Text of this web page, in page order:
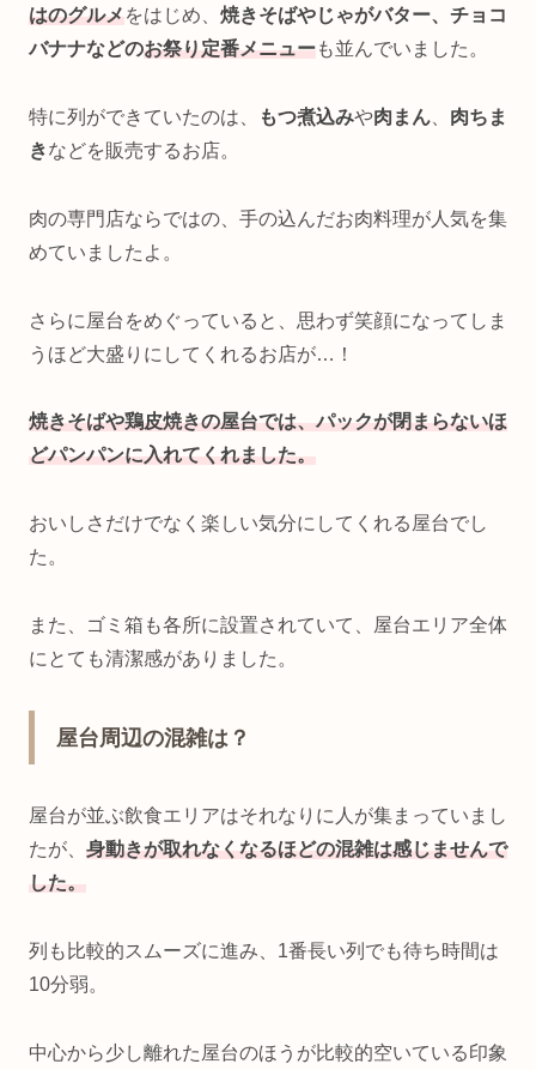
はのグルメをはじめ、 焼きそばやじゃがバター、チョコ
バナナなどのお祭り定番メニューも並んでいました。
特に列ができていたのは、 もつ煮込みや肉まん
肉ちま
きなどを販売するお店。
肉の専門店ならではの、手の込んだお肉料理が人気を集
めていましたよ。
さらに屋台をめぐっていると、思わず笑顔になってしま
うほど大盛りにしてくれるお店が…！
焼きそばや鶏皮焼きの屋台では、パックが閉まらないほ
どパンパンに入れてくれました。
おいしさだけでなく楽しい気分にしてくれる屋台でし
た。
また、ゴミ箱も各所に設置されていて、屋台エリア全体
にとても清潔感がありました。
屋台周辺の混雑は？
屋台が並ぶ飲食エリアはそれなりに人が集まっていまし
たが、 身動きが取れなくなるほどの混雑は感じませんで
した。
列も比較的スムーズに進み、1番長い列でも待ち時間は
10分弱。
中心から少し離れた屋台のほうが比較的空いている印象